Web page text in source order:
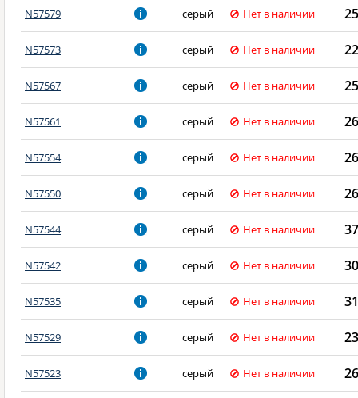
N57579 серый Нет в наличии
N57573 серый Нет в наличии
N57567 серый Нет в наличии
N57561 серый Нет в наличии
N57554 серый Нет в наличии
N57550 серый Нет в наличии
N57544 серый Нет в наличии
N57542 серый Нет в наличии
N57535 серый Нет в наличии
N57529 серый Нет в наличии
N57523 серый Нет в наличии